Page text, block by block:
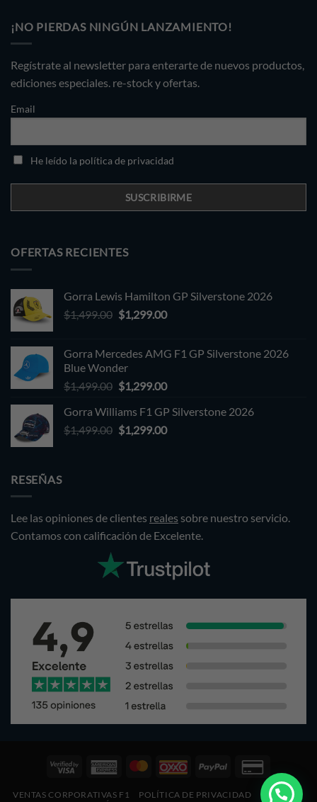
¡NO PIERDAS NINGÚN LANZAMIENTO!
Regístrate al newsletter para enterarte de nuevos productos,
ediciones especiales. re-stock y ofertas.
Email
He leído la política de privacidad
OFERTAS RECIENTES
Gorra Lewis Hamilton GP Silverstone 2026
$1,499.00 Original
$1,499.00.
$1,299.00Current
$1,299.00.
Gorra Mercedes AMG F1 GP Silverstone 2026
Blue Wonder
$1,499.00 Original
was:
$1,499.00.
$1,299.00Current
is:
$1,299.00.
Gorra Williams F1 GP Silverstone 2026
$1,499.00 Original
$1,299.00Current
RESEÑAS
Lee las opiniones de clientes reales sobre nuestro servicio.
Contamos con calificación de Excelente.
Visa
AmericanPagos
2
Oxxo PayPal
Card
2
VENTAS CORPORATIVAS F1 POLÍTICA DE PRIVACIDAD
COOKIES